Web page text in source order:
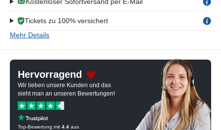
Tickets zu 100% versichert
Mehr Details
Hervorragend
Wir lieben unsere Kunden und das
sieht man an unseren Bewertungen!
Top-Bewertung mit 4.4 aus